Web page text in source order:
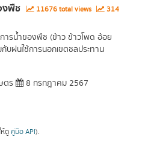
งพืช 11676 total views
314
รน้ำของพืช (ข้าว ข้าวโพด อ้อย
กับฝนใช้การนอกเขตชลประทาน
ตร 8 กรกฎาคม 2567
ห้ดู คู่มือ API).